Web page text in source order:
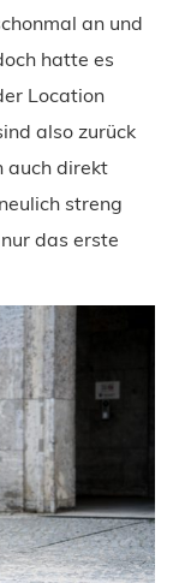
an und
hatte es
Location
also zurück
auch direkt
streng
das erste